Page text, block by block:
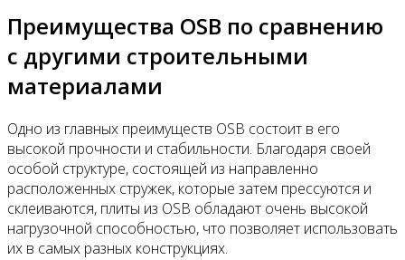
Преимущества OSB по сравнению
с другими строительными
материалами
Одно из главных преимуществ OSB состоит в его
высокой прочности и стабильности. Благодаря своей
особой структуре, состоящей из направленно
расположенных стружек, которые затем прессуются и
склеиваются, плиты из OSB обладают очень высокой
нагрузочной способностью, что позволяет использовать
их в самых разных конструкциях.